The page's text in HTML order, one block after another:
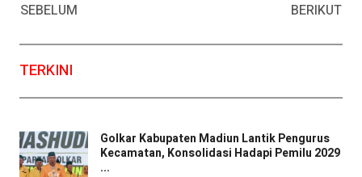
SEBELUM
BERIKUT
TERKINI
Golkar Kabupaten Madiun Lantik Pengurus
Kecamatan, Konsolidasi Hadapi Pemilu 2029
...